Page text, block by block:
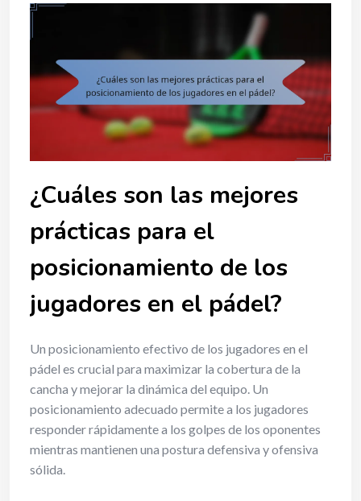
¿Cuáles son las mejores
prácticas para el
posicionamiento de los
jugadores en el pádel?
Un posicionamiento efectivo de los jugadores en el
pádel es crucial para maximizar la cobertura de la
cancha y mejorar la dinámica del equipo. Un
posicionamiento adecuado permite a los jugadores
responder rápidamente a los golpes de los oponentes
mientras mantienen una postura defensiva y ofensiva
sólida.